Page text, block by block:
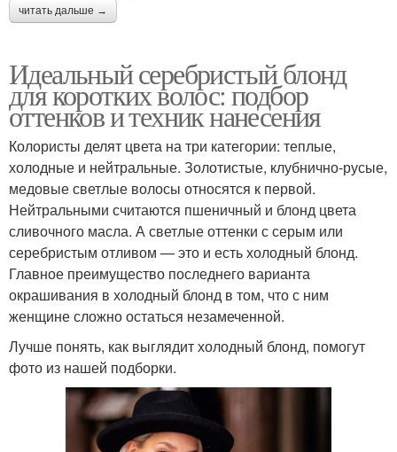
читать дальше →
Идеальный серебристый блонд
для коротких волос: подбор
оттенков и техник нанесения
Колористы делят цвета на три категории: теплые,
холодные и нейтральные. Золотистые, клубнично-русые,
медовые светлые волосы относятся к первой.
Нейтральными считаются пшеничный и блонд цвета
сливочного масла. А светлые оттенки с серым или
серебристым отливом — это и есть холодный блонд.
Главное преимущество последнего варианта
окрашивания в холодный блонд в том, что с ним
женщине сложно остаться незамеченной.
Лучше понять, как выглядит холодный блонд, помогут
фото из нашей подборки.